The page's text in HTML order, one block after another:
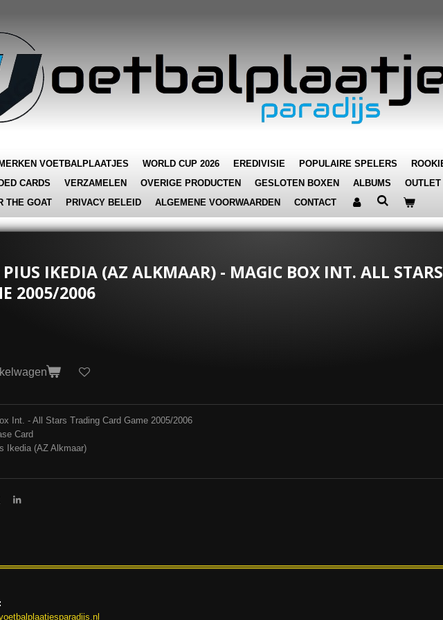
MERKEN VOETBALPLAATJES WORLD CUP 2026 EREDIVISIE POPULAIRE SPELERS
CARDS
VERZAMELEN OVERIGE PRODUCTEN GESLOTEN BOXEN ALBUMS OUTLET
THE GOAT
PRIVACY BELEID ALGEMENE VOORWAARDEN CONTACT
IKEDIA (AZ ALKMAAR) - MAGIC BOX INT. ALL
2005/2006
Int. - All Stars Trading Card Game 2005/2006
Card
Ikedia (AZ Alkmaar)
S